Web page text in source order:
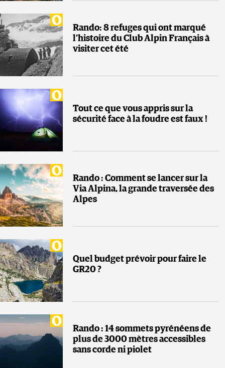
Rando: 8 refuges qui ont marqué
l’histoire du Club Alpin Français à
visiter cet été
Tout ce que vous appris sur la
sécurité face à la foudre est faux !
Rando : Comment se lancer sur la
Via Alpina, la grande traversée des
Alpes
Quel budget prévoir pour faire le
GR20 ?
Rando : 14 sommets pyrénéens de
plus de 3000 mètres accessibles
sans corde ni piolet